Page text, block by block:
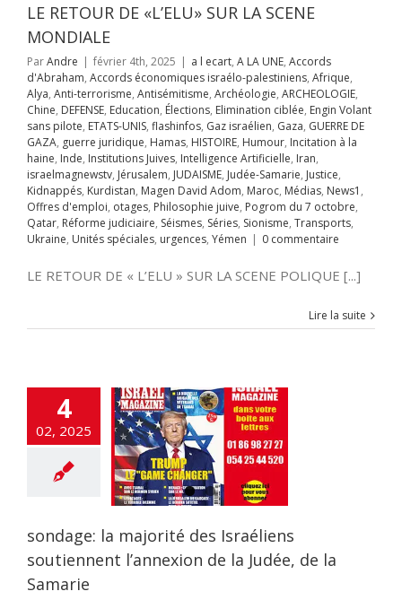
JUDAISME
Justice
Kurdistan
Adom Maroc
News1 Offres
otages
juive Pogrom
Qatar
judiciaire
Séries Sionisme
Ukraine Unités
urgences Yémen
LE RETOUR DE «L’ELU» SUR LA SCENE
MONDIALE
ParAndre | février 4th, 2025 | a l ecart, A LA UNE, Accords
d'Abraham, Accords économiques israélo-palestiniens, Afrique,
Alya, Anti-terrorisme, Antisémitisme, Archéologie, ARCHEOLOGIE,
Chine, DEFENSE, Education, Élections, Elimination ciblée, Engin Volant
sans pilote, ETATS-UNIS, flashinfos, Gaz israélien, Gaza, GUERRE DE
GAZA, guerre juridique, Hamas, HISTOIRE, Humour, Incitation à la
haine, Inde, Institutions Juives, Intelligence Artificielle, Iran,
israelmagnewstv, Jérusalem, JUDAISME, Judée-Samarie, Justice,
Kidnappés, Kurdistan, Magen David Adom, Maroc, Médias, News1 ,
Offres d'emploi, otages, Philosophie juive, Pogrom du 7 octobre,
Qatar, Réforme judiciaire, Séismes, Séries, Sionisme, Transports,
Ukraine, Unités spéciales, urgences, Yémen | 0 commentaire
LE RETOUR DE « L’ELU » SUR LA SCENE POLIQUE [...]
Lire la suite
4
02, 2025
la majorité
Israéliens
de la Judée,
Samarie
LA UNE
Accords
Anti-
criminalité
ciblée Engin
ETATS-
Fatah-
flashinfos
GUERRE DE
juridique
à la haine Inde
Juives
Artificielle Iran
sondage: la majorité des Israéliens
soutiennent l’annexion de la Judée, de la
Samarie